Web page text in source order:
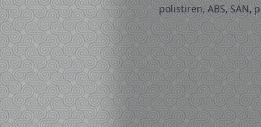
polistiren, ABS, SAN,